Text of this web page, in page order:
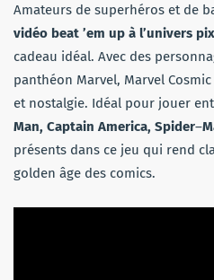
Amateurs de superhéros et de
vidéo beat ’em up à l’univers
cadeau idéal. Avec des
panthéon Marvel, Marvel
et nostalgie. Idéal pour jouer
Man, Captain America, Spider–
présents dans ce jeu qui rend
golden âge des comics.